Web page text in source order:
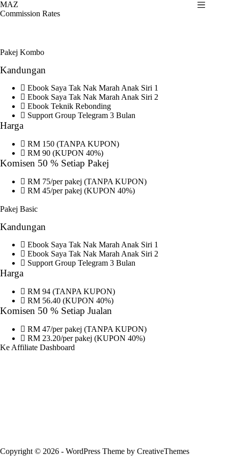
Skip
to
MAZ
Commission Rates
Pakej Kombo
Kandungan
Ebook Saya Tak Nak Marah Anak Siri 1
Ebook Saya Tak Nak Marah Anak Siri 2
Ebook Teknik Rebonding
Support Group Telegram 3 Bulan
Harga
RM 150 (TANPA KUPON)
RM 90 (KUPON 40%)
Komisen 50 % Setiap Pakej
RM 75/per pakej (TANPA KUPON)
RM 45/per pakej (KUPON 40%)
Pakej Basic
Kandungan
Ebook Saya Tak Nak Marah Anak Siri 1
Ebook Saya Tak Nak Marah Anak Siri 2
Support Group Telegram 3 Bulan
Harga
RM 94 (TANPA KUPON)
RM 56.40 (KUPON 40%)
Komisen 50 % Setiap Jualan
RM 47/per pakej (TANPA KUPON)
RM 23.20/per pakej (KUPON 40%)
Ke Affiliate Dashboard
Copyright © 2026 - WordPress Theme by CreativeThemes